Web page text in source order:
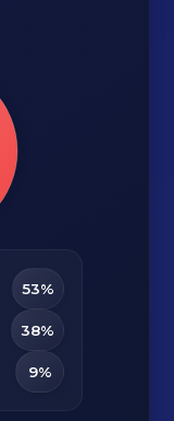
53%
38%
9%